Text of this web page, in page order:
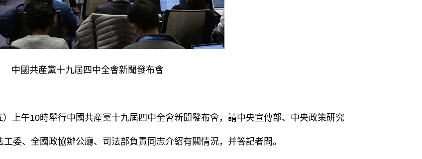
中國共産黨十九屆四中全會新聞發布會
午10時舉行中國共産黨十九屆四中全會新聞發布會，請中央宣傳部、中央政策研究
委、全國政協辦公廳、司法部負責同志介紹有關情況，并答記者問。